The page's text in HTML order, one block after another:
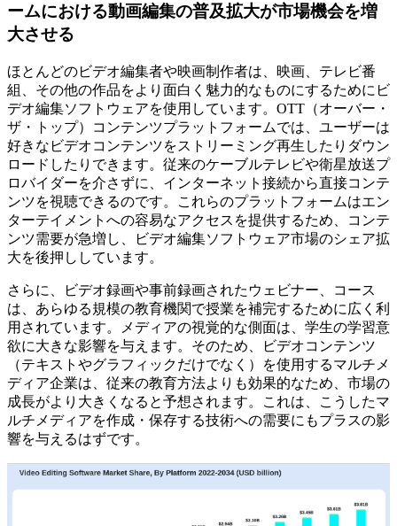
ームにおける動画編集の普及拡大が市場機会を増
大させる
ほとんどのビデオ編集者や映画制作者は、映画、テレビ番
組、その他の作品をより面白く魅力的なものにするためにビ
デオ編集ソフトウェアを使用しています。OTT（オーバー・
ザ・トップ）コンテンツプラットフォームでは、ユーザーは
好きなビデオコンテンツをストリーミング再生したりダウン
ロードしたりできます。従来のケーブルテレビや衛星放送プ
ロバイダーを介さずに、インターネット接続から直接コンテ
ンツを視聴できるのです。これらのプラットフォームはエン
ターテイメントへの容易なアクセスを提供するため、コンテ
ンツ需要が急増し、ビデオ編集ソフトウェア市場のシェア拡
大を後押ししています。
さらに、ビデオ録画や事前録画されたウェビナー、コース
は、あらゆる規模の教育機関で授業を補完するために広く利
用されています。メディアの視覚的な側面は、学生の学習意
欲に大きな影響を与えます。そのため、ビデオコンテンツ
（テキストやグラフィックだけでなく）を使用するマルチメ
ディア企業は、従来の教育方法よりも効果的なため、市場の
成長がより大きくなると予想されます。これは、こうしたマ
ルチメディアを作成・保存する技術への需要にもプラスの影
響を与えるはずです。